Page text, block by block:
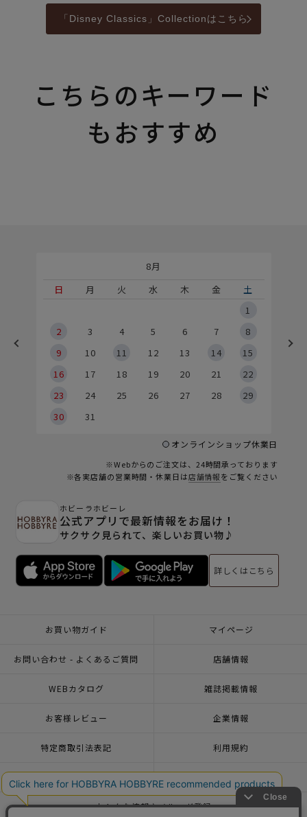
「Disney Classics」Collectionはこちら
こちらのキーワード
もおすすめ
8月
日
月 火 水 木 金
土
1
2
3 4 5 6 7
8
9
10 11 12 13 14
15
16
17 18 19 20 21
22
23
24 25 26 27 28
29
30
31
オンラインショップ休業日
※Webからのご注文は、24時間承っております
※各実店舗の営業時間・休業日は店舗情報をご覧ください
ホビーラホビーレ
公式アプリで最新情報をお届け！
サクサク見られて、楽しいお買い物♪
詳しくはこちら
お買い物ガイド マイページ
お問い合わせ - よくあるご質問 店舗情報
WEBカタログ 雑誌掲載情報
お客様レビュー 企業情報
特定商取引法表記 利用規約
一緒に働こう♪求人情報
おトクな情報♪メルマガ登録